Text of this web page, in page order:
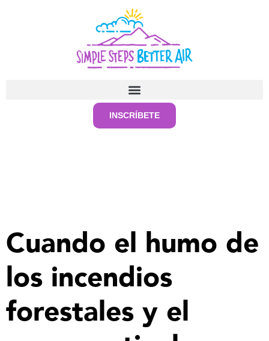
INSCRÍBETE
Cuando el humo de
los incendios
forestales y el